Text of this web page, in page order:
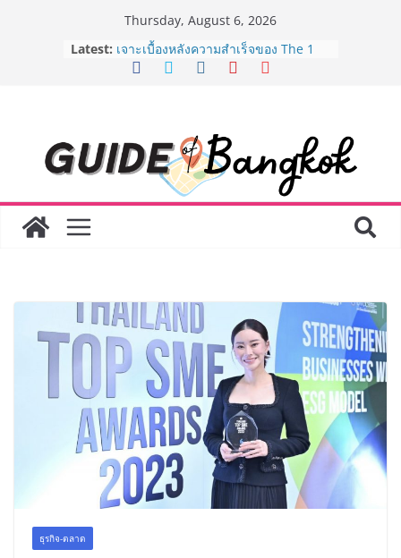
Thursday, August 6, 2026
Latest: เจาะเบื้องหลังความสำเร็จของ The 1
Day 2026 จากแคมเปญสู่ Shopping
จ่าย ผสาน Ecosystem ที่แข็งแกร่งของ
กลุ่มเซ็นทรัล สร้างยอดขายสูงสุดในรอบ
3 ปี
กรมการท่องเที่ยวเดินหน้าสร้าง Green
Coach รุ่นใหม่ ขับเคลื่อนการท่องเที่ยว
ระดับผลิตภัณฑ์ท้องถิ่นสู่ตลาดเชิง
พาณิชย์อย่างยั่งยืน
“ตลาดดอกไม้สี่มุมเมือง” ศูนย์รวมดอกไม้
สด ดอกไม้ประดิษฐ์ พวงมาลัย และสังฆ
ภัณฑ์ครบวงจร ขอเชิญเลือกซื้อมาลัย
และของขวัญต้อนรับวันแม่ เปิดให้
บริการทุกวันตลอด 24 ชั่วโมง
ครั้งแรกของไทย ส่งอุปกรณ์วิทยาศาสตร์
“CE-7 MATCH” ฝีมือคนไทย ร่วมภารกิจ
สำรวจดวงจันทร์ 24 สิงหาคมนี้
ธุรกิจ-ตลาด